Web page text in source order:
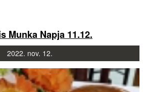
Munka Napja 11.12.
2022. nov. 12.